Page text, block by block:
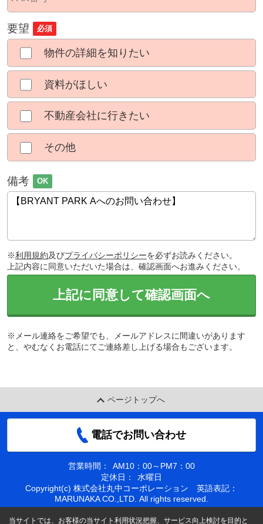
要望 必須
物件の詳細を知りたい
資料がほしい
不動産会社に行きたい
その他
備考 OK
※利用規約及びプライバシーポリシーを必ずお読みください。
上記内容に同意いただいた場合は、確認画面へお進みください。
上記に同意して確認画面へ
※メール連絡をご希望でも、メールアドレスに間違いがあります
と、やむなくお電話にてご連絡差し上げる場合もございます。
ページトップへ
電話でお問い合わせ
営業時間：
AM10：00～PM7：00
定休日：
水曜日
Copyright(c) 株式会社丸中コーポレーション 英語表記：
MARUNAKA CO.,LTD. All rights reserved.
当サイトでは、お客様の当サイト利用状況把握、サービス向上検討を目的と